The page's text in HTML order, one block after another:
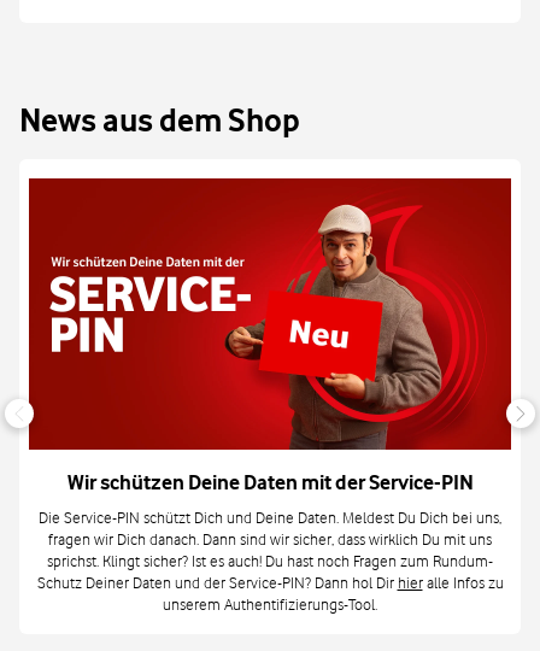
News aus dem Shop
Wir schützen Deine Daten mit der Service-PIN
Die Service-PIN schützt Dich und Deine Daten. Meldest Du Dich bei uns,
fragen wir Dich danach. Dann sind wir sicher, dass wirklich Du mit uns
sprichst. Klingt sicher? Ist es auch! Du hast noch Fragen zum Rundum-
Schutz Deiner Daten und der Service-PIN? Dann hol Dir hieralle Infos zu
unserem Authentifizierungs-Tool.